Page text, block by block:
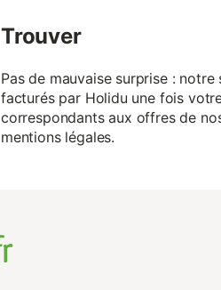
Trouver
Pas de mauvaise surprise :
facturés par Holidu une fois
correspondants aux offres de
mentions légales.